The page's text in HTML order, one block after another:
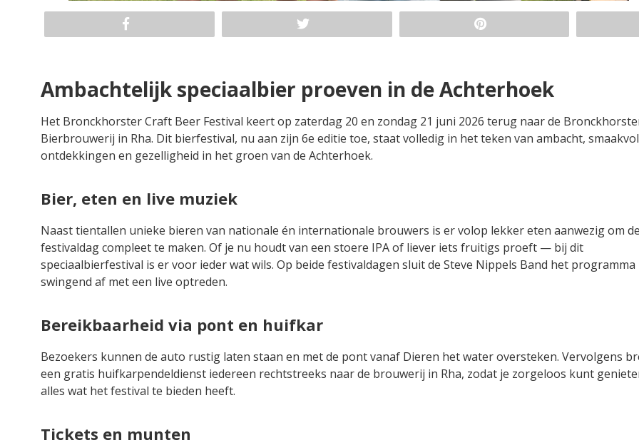
Ambachtelijk speciaalbier proeven in de Achterhoek
Het Bronckhorster Craft Beer Festival keert op zaterdag 20 en zondag 21 juni 2026 terug naar de
Bierbrouwerij in Rha. Dit bierfestival, nu aan zijn 6e editie toe, staat volledig in het teken van ambacht,
ontdekkingen en gezelligheid in het groen van de Achterhoek.
Bier, eten en live muziek
Naast tientallen unieke bieren van nationale én internationale brouwers is er volop lekker eten aanwezig om
festivaldag compleet te maken. Of je nu houdt van een stoere IPA of liever iets fruitigs proeft — bij dit
speciaalbierfestival is er voor ieder wat wils. Op beide festivaldagen sluit de Steve Nippels Band het programma
swingend af met een live optreden.
Bereikbaarheid via pont en huifkar
Bezoekers kunnen de auto rustig laten staan en met de pont vanaf Dieren het water oversteken. Vervolgens
een gratis huifkarpendeldienst iedereen rechtstreeks naar de brouwerij in Rha, zodat je zorgeloos kunt
alles wat het festival te bieden heeft.
Tickets en munten